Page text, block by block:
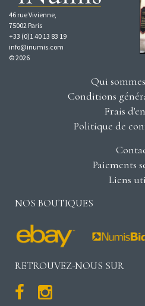
46 rue Vivienne,
75002 Paris
+33 (0)1 40 13 83 19
info@inumis.com
© 2026
Qui
Conditions
Frais
Politique de
Paiements
Liens
NOS BOUTIQUES
RETROUVEZ-NOUS SUR